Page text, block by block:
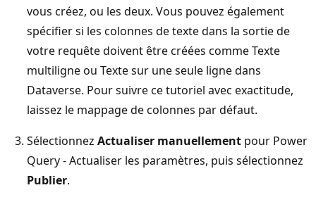
vous créez, ou les deux. Vous pouvez également
spécifier si les colonnes de texte dans la sortie de
votre requête doivent être créées comme Texte
multiligne ou Texte sur une seule ligne dans
Dataverse. Pour suivre ce tutoriel avec exactitude,
laissez le mappage de colonnes par défaut.
Sélectionnez Actualiser manuellement pour Power
Query - Actualiser les paramètres, puis sélectionnez
Publier.